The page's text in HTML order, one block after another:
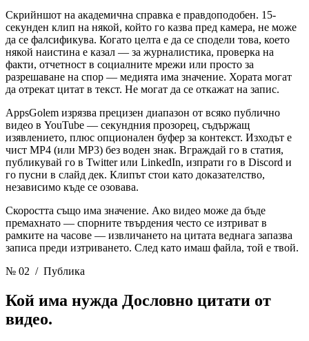
Скрийншот на академична справка е правдоподобен. 15-
секунден клип на някой, който го казва пред камера, не може
да се фалсификува. Когато целта е да се сподели това, което
някой наистина е казал — за журналистика, проверка на
факти, отчетност в социалните мрежи или просто за
разрешаване на спор — медията има значение. Хората могат
да отрекат цитат в текст. Не могат да се откажат на запис.
AppsGolem изрязва прецизен диапазон от всяко публично
видео в YouTube — секундния прозорец, съдържащ
изявлението, плюс опционален буфер за контекст. Изходът е
чист MP4 (или MP3) без воден знак. Вграждай го в статия,
публикувай го в Twitter или LinkedIn, изпрати го в Discord и
го пусни в слайд дек. Клипът стои като доказателство,
независимо къде се озовава.
Скоростта също има значение. Ако видео може да бъде
премахнато — спорните твърдения често се изтриват в
рамките на часове — извличането на цитата веднага запазва
записа преди изтриването. След като имаш файла, той е твой.
№ 02 / Публика
Кой има нужда Дословно цитати от
видео.